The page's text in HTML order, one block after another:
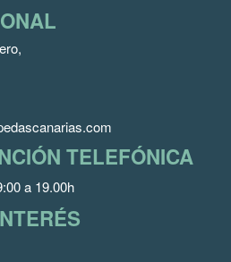
TELEFÓNICA
a 19.00h